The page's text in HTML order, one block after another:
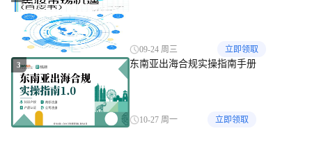
09-24 周三 立即领取
3 东南亚出海合规实操指南手册
10-27 周一 立即领取